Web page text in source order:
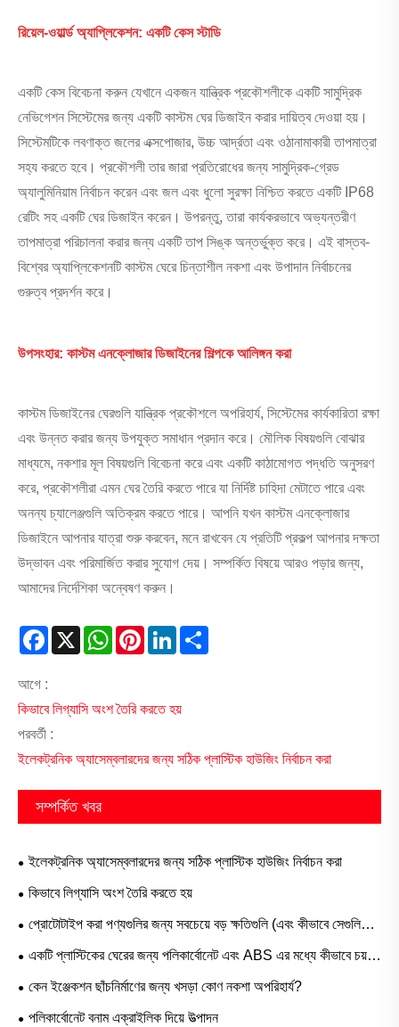
রিয়েল-ওয়ার্ল্ড অ্যাপ্লিকেশন: একটি কেস স্টাডি
একটি কেস বিবেচনা করুন যেখানে একজন যান্ত্রিক প্রকৌশলীকে একটি সামুদ্রিক
নেভিগেশন সিস্টেমের জন্য একটি কাস্টম ঘের ডিজাইন করার দায়িত্ব দেওয়া হয়।
সিস্টেমটিকে লবণাক্ত জলের এক্সপোজার, উচ্চ আর্দ্রতা এবং ওঠানামাকারী তাপমাত্রা
সহ্য করতে হবে। প্রকৌশলী তার জারা প্রতিরোধের জন্য সামুদ্রিক-গ্রেড
অ্যালুমিনিয়াম নির্বাচন করেন এবং জল এবং ধুলো সুরক্ষা নিশ্চিত করতে একটি IP68
রেটিং সহ একটি ঘের ডিজাইন করেন। উপরন্তু, তারা কার্যকরভাবে অভ্যন্তরীণ
তাপমাত্রা পরিচালনা করার জন্য একটি তাপ সিঙ্ক অন্তর্ভুক্ত করে। এই বাস্তব-
বিশ্বের অ্যাপ্লিকেশনটি কাস্টম ঘেরে চিন্তাশীল নকশা এবং উপাদান নির্বাচনের
গুরুত্ব প্রদর্শন করে।
উপসংহার: কাস্টম এনক্লোজার ডিজাইনের শিল্পকে আলিঙ্গন করা
কাস্টম ডিজাইনের ঘেরগুলি যান্ত্রিক প্রকৌশলে অপরিহার্য, সিস্টেমের কার্যকারিতা রক্ষা
এবং উন্নত করার জন্য উপযুক্ত সমাধান প্রদান করে। মৌলিক বিষয়গুলি বোঝার
মাধ্যমে, নকশার মূল বিষয়গুলি বিবেচনা করে এবং একটি কাঠামোগত পদ্ধতি অনুসরণ
করে, প্রকৌশলীরা এমন ঘের তৈরি করতে পারে যা নির্দিষ্ট চাহিদা মেটাতে পারে এবং
অনন্য চ্যালেঞ্জগুলি অতিক্রম করতে পারে। আপনি যখন কাস্টম এনক্লোজার
ডিজাইনে আপনার যাত্রা শুরু করবেন, মনে রাখবেন যে প্রতিটি প্রকল্প আপনার দক্ষতা
উদ্ভাবন এবং পরিমার্জিত করার সুযোগ দেয়। সম্পর্কিত বিষয়ে আরও পড়ার জন্য,
আমাদের নির্দেশিকা অন্বেষণ করুন।
Facebook
X WhatsAppPinterestLinkedIn
আগে :
কিভাবে লিগ্যাসি অংশ তৈরি করতে হয়
পরবর্তী :
ইলেকট্রনিক অ্যাসেম্বলারদের জন্য সঠিক প্লাস্টিক হাউজিং নির্বাচন করা
সম্পর্কিত খবর
ইলেকট্রনিক অ্যাসেম্বলারদের জন্য সঠিক প্লাস্টিক হাউজিং নির্বাচন করা
কিভাবে লিগ্যাসি অংশ তৈরি করতে হয়
প্রোটোটাইপ করা পণ্যগুলির জন্য সবচেয়ে বড় ক্ষতিগুলি (এবং কীভাবে সেগুলি
এড়ানো যায়)
একটি প্লাস্টিকের ঘেরের জন্য পলিকার্বোনেট এবং ABS এর মধ্যে কীভাবে চয়ন
কেন ইঞ্জেকশন ছাঁচনির্মাণের জন্য খসড়া কোণ নকশা অপরিহার্য?
পলিকার্বোনেট বনাম এক্রাইলিক দিয়ে উত্পাদন